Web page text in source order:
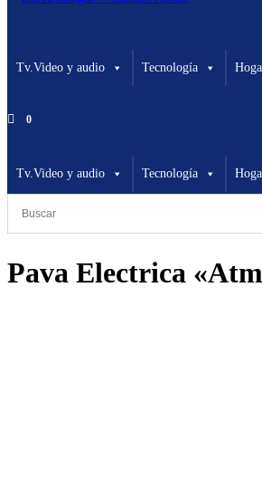
Tv.Video y audio Tecnología
0
Tv.Video y audio Tecnología
Pava Electrica